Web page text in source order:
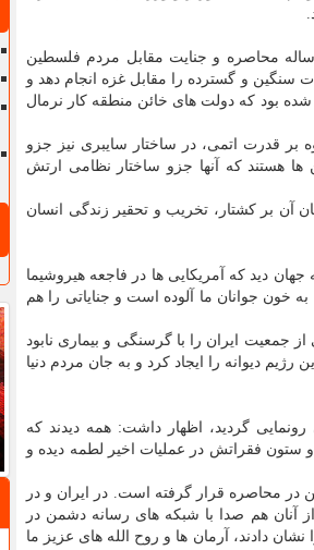
خطیب موقت نماز جمعه تهران اضافه کرد: علت عملیات طوفان الاقصی، ۷۵ ساله اشغال و ۱۶ ساله محاصره و جنایت مقابل مردم فلسطین
سنگین و گسترده را مقابل غزه انجام دهد و
نیز معلوم شده بود که دولت های خائن منطقه کار نرمال
قدرت اتمی، در ساختار سایبری نیز جزو
ها هستند که آنها جزو ساختار نظامی ارتش
آن بر کشتار، تخریب و تحقیر زندگی انسان
شده است، متذکر شد: همه جهان دید که آمریکایی ها در فاجعه هیروشیما
خون جوانان ما آلوده است و جنایاتی را هم
جمعیت ایران را با گرسنگی و بیماری نابود
دیوانه را ایجاد کرد و به جان مردم دنیا
گردید، اظهار داشت: همه دیدند که
و ستون فقراتش در عملیات اخیر لطمه دیده و
محاصره قرار گرفته است. در ایران و در
آنان هم صدا با شبکه های رسانه دشمن در
دادند، آرمان ها و روح الله های عزیز ما